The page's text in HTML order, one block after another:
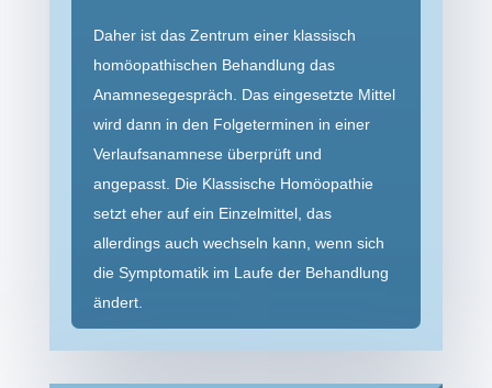
Daher ist das Zentrum einer klassisch
homöopathischen Behandlung das
Anamnese­gespräch. Das eingesetzte Mittel
wird dann in den Folgeterminen in einer
Verlaufs­anamnese überprüft und
angepasst. Die Klassische Homöopathie
setzt eher auf ein Einzelmittel, das
allerdings auch wechseln kann, wenn sich
die Symptomatik im Laufe der Behandlung
ändert.